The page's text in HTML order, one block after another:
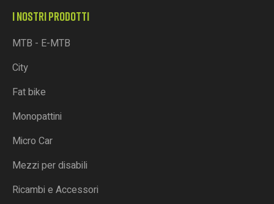
I NOSTRI PRODOTTI
MTB - E-MTB
City
Fat bike
Monopattini
Micro Car
Mezzi per disabili
Ricambi e Accessori